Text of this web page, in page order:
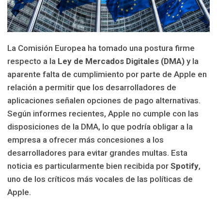
La Comisión Europea ha tomado una postura firme
respecto a la Ley de Mercados Digitales (DMA) y la
aparente falta de cumplimiento por parte de Apple en
relación a permitir que los desarrolladores de
aplicaciones señalen opciones de pago alternativas.
Según informes recientes, Apple no cumple con las
disposiciones de la DMA, lo que podría obligar a la
empresa a ofrecer más concesiones a los
desarrolladores para evitar grandes multas. Esta
noticia es particularmente bien recibida por Spotify,
uno de los críticos más vocales de las políticas de
Apple.